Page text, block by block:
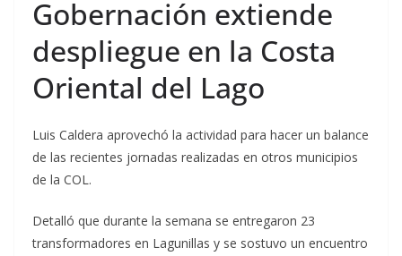
Gobernación extiende
despliegue en la Costa
Oriental del Lago
Luis Caldera aprovechó la actividad para hacer un balance
de las recientes jornadas realizadas en otros municipios
de la COL.
Detalló que durante la semana se entregaron 23
transformadores en Lagunillas y se sostuvo un encuentro